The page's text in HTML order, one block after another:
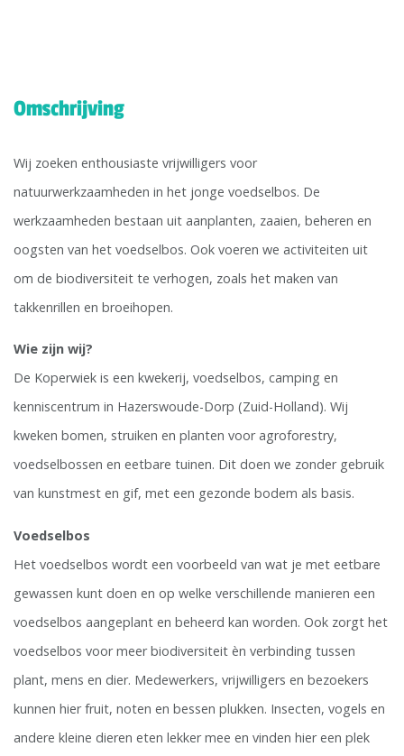
Omschrijving
Wij zoeken enthousiaste vrijwilligers voor
natuurwerkzaamheden in het jonge voedselbos. De
werkzaamheden bestaan uit aanplanten, zaaien, beheren en
oogsten van het voedselbos. Ook voeren we activiteiten uit
om de biodiversiteit te verhogen, zoals het maken van
takkenrillen en broeihopen.
Wie zijn wij?
De Koperwiek is een kwekerij, voedselbos, camping en
kenniscentrum in Hazerswoude-Dorp (Zuid-Holland). Wij
kweken bomen, struiken en planten voor agroforestry,
voedselbossen en eetbare tuinen. Dit doen we zonder gebruik
van kunstmest en gif, met een gezonde bodem als basis.
Voedselbos
Het voedselbos wordt een voorbeeld van wat je met eetbare
gewassen kunt doen en op welke verschillende manieren een
voedselbos aangeplant en beheerd kan worden. Ook zorgt het
voedselbos voor meer biodiversiteit èn verbinding tussen
plant, mens en dier. Medewerkers, vrijwilligers en bezoekers
kunnen hier fruit, noten en bessen plukken. Insecten, vogels en
andere kleine dieren eten lekker mee en vinden hier een plek